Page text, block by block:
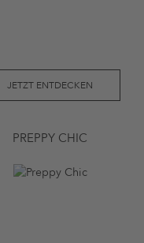
JETZT ENTDECKEN
PREPPY CHIC